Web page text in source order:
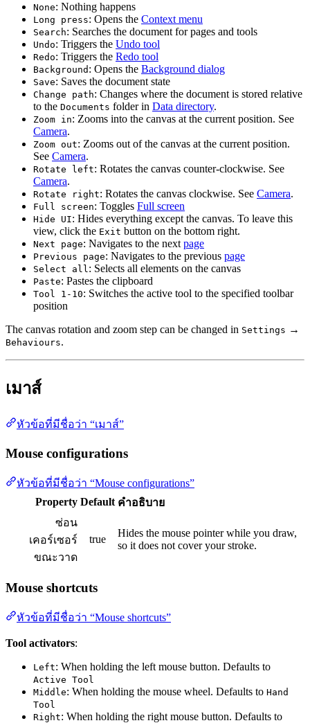
None: Nothing happens
Long press: Opens the Context menu
Search: Searches the document for pages and tools
Undo: Triggers the Undo tool
Redo: Triggers the Redo tool
Background : Opens the Background dialog
Save: Saves the document state
Change path: Changes where the document is stored relative
to the Documents folder in Data directory.
Zoom in: Zooms into the canvas at the current position. See
Camera.
Zoom out: Zooms out of the canvas at the current position.
See Camera.
Rotate left: Rotates the canvas counter-clockwise. See
Camera.
Rotate right: Rotates the canvas clockwise. See Camera.
Full screen: Toggles Full screen
Hide UI: Hides everything except the canvas. To leave this
view, click the Exit button on the bottom right.
Next page: Navigates to the next page
Previous page: Navigates to the previous page
Select all: Selects all elements on the canvas
Paste: Pastes the clipboard
Tool 1-10: Switches the active tool to the specified toolbar
position
The canvas rotation and zoom step can be changed in Settings →
Behaviours.
เมาส์
หัวข้อที่มีชื่อว่า “เมาส์”
Mouse configurations
หัวข้อที่มีชื่อว่า “Mouse configurations”
Property Default คำอธิบาย
ซ่อน
เคอร์เซอร์
ขณะวาด
true
Hides the mouse pointer while you draw,
so it does not cover your stroke.
Mouse shortcuts
หัวข้อที่มีชื่อว่า “Mouse shortcuts”
Tool activators:
Left: When holding the left mouse button. Defaults to
Active Tool
Middle: When holding the mouse wheel. Defaults to Hand
Tool
Right: When holding the right mouse button. Defaults to